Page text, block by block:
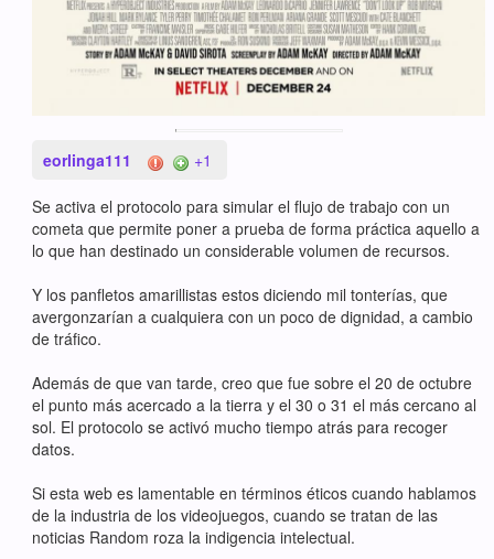
eorlinga111 +1
Se activa el protocolo para simular el flujo de trabajo con un
cometa que permite poner a prueba de forma práctica aquello a
lo que han destinado un considerable volumen de recursos.
Y los panfletos amarillistas estos diciendo mil tonterías, que
avergonzarían a cualquiera con un poco de dignidad, a cambio
de tráfico.
Además de que van tarde, creo que fue sobre el 20 de octubre
el punto más acercado a la tierra y el 30 o 31 el más cercano al
sol. El protocolo se activó mucho tiempo atrás para recoger
datos.
Si esta web es lamentable en términos éticos cuando hablamos
de la industria de los videojuegos, cuando se tratan de las
noticias Random roza la indigencia intelectual.